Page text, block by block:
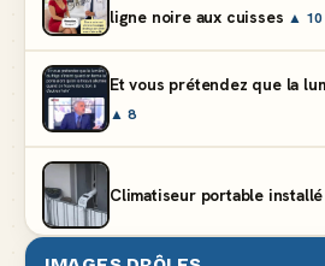
ligne noire aux cuisses ▲ 10
Et vous prétendez que la
▲ 8
Climatiseur portable